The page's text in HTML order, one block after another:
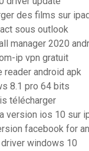
des films sur
sous outlook
manager 2020
ip vpn gratuit
reader android apk
8.1 pro 64 bits
télécharger
version ios 10 sur
facebook for
windows 10